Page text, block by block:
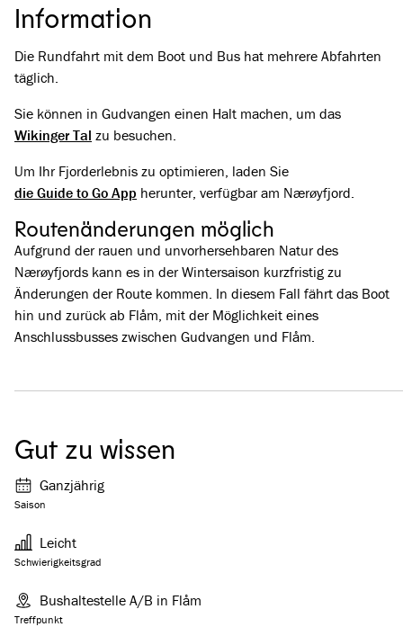
Information
Die Rundfahrt mit dem Boot und Bus hat mehrere Abfahrten
täglich.
Sie können in Gudvangen einen Halt machen, um das
Wikinger Tal zu besuchen.
Um Ihr Fjorderlebnis zu optimieren, laden Sie
die Guide to Go App herunter, verfügbar am Nærøyfjord.
Routenänderungen möglich
Aufgrund der rauen und unvorhersehbaren Natur des
Nærøyfjords kann es in der Wintersaison kurzfristig zu
Änderungen der Route kommen. In diesem Fall fährt das Boot
hin und zurück ab Flåm, mit der Möglichkeit eines
Anschlussbusses zwischen Gudvangen und Flåm.
Gut zu wissen
Saison
Ganzjährig
Schwierigkeitsgrad
Leicht
Treffpunkt
Bushaltestelle A/B in Flåm